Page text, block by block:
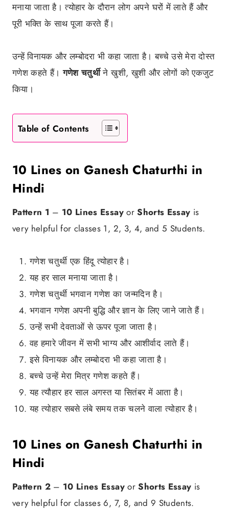
मनाया जाता है। त्योहार के दौरान लोग अपने घरों में लाते हैं और
पूरी भक्ति के साथ पूजा करते हैं।
उन्हें विनायक और लम्बोदरा भी कहा जाता है। बच्चे उसे मेरा दोस्त
गणेश कहते हैं।गणेश चतुर्थीने खुशी, खुशी और लोगों को एकजुट
किया।
Table of Contents
10 Lines on Ganesh Chaturthi in
Hindi
Pattern 1 – 10 Lines EssayorShorts Essay is
very helpful for classes 1, 2, 3, 4, and 5 Students.
गणेश चतुर्थी एक हिंदू त्योहार है।
यह हर साल मनाया जाता है।
गणेश चतुर्थी भगवान गणेश का जन्मदिन है।
भगवान गणेश अपनी बुद्धि और ज्ञान के लिए जाने जाते हैं।
उन्हें सभी देवताओं से ऊपर पूजा जाता है।
वह हमारे जीवन में सभी भाग्य और आशीर्वाद लाते हैं।
इसे विनायक और लम्बोदरा भी कहा जाता है।
बच्चे उन्हें मेरा मित्र गणेश कहते हैं।
यह त्यौहार हर साल अगस्त या सितंबर में आता है।
यह त्योहार सबसे लंबे समय तक चलने वाला त्योहार है।
10 Lines on Ganesh Chaturthi in
Hindi
Pattern 2 – 10 Lines EssayorShorts Essay is
very helpful for classes 6, 7, 8, and 9 Students.